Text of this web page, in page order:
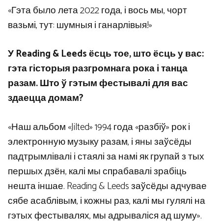
«Гэта было лета 2022 года, і вось мы, чорт
вазьмі, тут: шумныя і ганарлівыя!»
У Reading & Leeds ёсць тое, што ёсць у вас:
гэта гісторыя разгромнага рока і танца
разам. Што ў гэтым фестывалі для вас
здаецца домам?
«Наш альбом «Jilted» 1994 года «разбіў» рок і
электронную музыку разам, і яны заўсёды
падтрымлівалі і стаялі за намі як групай з тых
першых дзён, калі мы спрабавалі зрабіць
нешта іншае. Reading & Leeds заўсёды адчувае
сябе асаблівым, і кожны раз, калі мы гулялі на
гэтых фестывалях, мы адрываліся ад шуму».